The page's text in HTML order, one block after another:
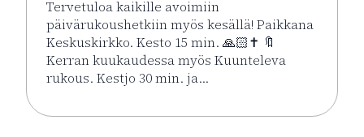
Tervetuloa kaikille avoimiin
päivärukoushetkiin myös kesällä! Paikkana
Keskuskirkko. Kesto 15 min. 🙏🏻✝️ 🔖
Kerran kuukaudessa myös Kuunteleva
rukous. Kestjo 30 min. ja…
Lue lisää tapahtumasta Kesän rukoushetket